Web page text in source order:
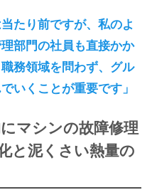
たり前ですが、私のよ
部門の社員も直接かか
務領域を問わず、グル
いくことが重要です」
マシンの故障修理
と泥くさい熱量の